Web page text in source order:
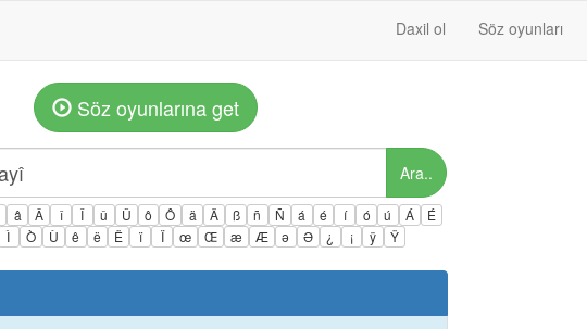
Daxil ol Söz oyunları
Söz oyunlarına get
Ara..
â Â î Î û Û ô Ô ä Ä ß ñ Ñ á é í ó ú Á
É
Ì Ò Ù ê ë Ë ï Ï œ Œ æ Æ ə Ə ¿ ¡ ÿ Ÿ